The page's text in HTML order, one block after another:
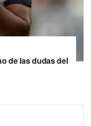
de las dudas del